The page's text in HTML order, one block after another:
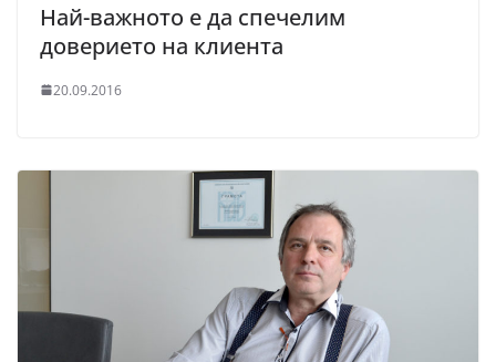
Най-важното е да спечелим
доверието на клиента
20.09.2016